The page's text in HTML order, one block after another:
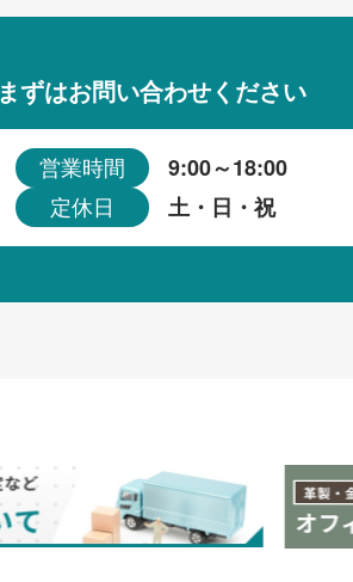
まずはお問い合わせください
営業時間 9:00～18:00
定休日 土・日・祝